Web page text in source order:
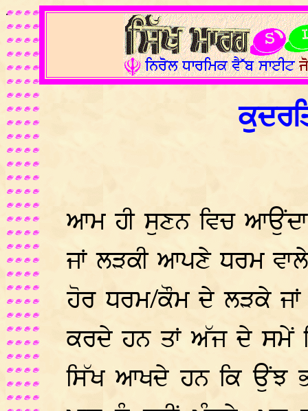
.
ਆਮ ਹੀ ਸੁਣਨ ਵਿਚ ਆਉਂਦਾ
ਜਾਂ ਲੜਕੀ ਆਪਣੇ ਧਰਮ
ਹੋਰ ਧਰਮ/ਕੌਮ ਦੇ ਲੜਕੇ
ਕਰਦੇ ਹਨ ਤਾਂ ਅੱਜ ਦੇ ਸਮੇਂ
ਸਿੱਖ ਆਖਦੇ ਹਨ ਕਿ ਉਂਝ